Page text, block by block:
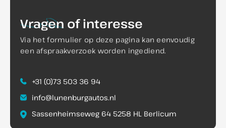
Vragen of interesse
Via het formulier op deze pagina kan eenvoudig
een afspraakverzoek worden ingediend.
+31 (0)73 503 36 94
info@lunenburgautos.nl
Sassenheimseweg 64 5258 HL Berlicum